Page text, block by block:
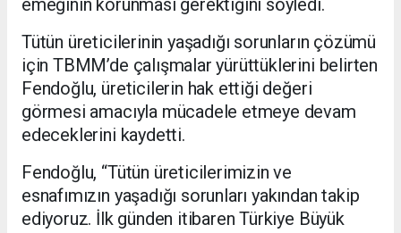
emeğinin korunması gerektiğini söyledi.
Tütün üreticilerinin yaşadığı sorunların çözümü
için TBMM’de çalışmalar yürüttüklerini belirten
Fendoğlu, üreticilerin hak ettiği değeri
görmesi amacıyla mücadele etmeye devam
edeceklerini kaydetti.
Fendoğlu, “Tütün üreticilerimizin ve
esnafımızın yaşadığı sorunları yakından takip
ediyoruz. İlk günden itibaren Türkiye Büyük